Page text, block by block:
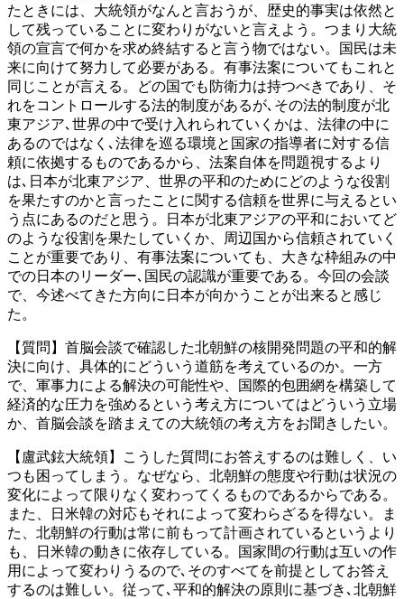
たときには、大統領がなんと言おうが、歴史的事実は依然と
して残っていることに変わりがないと言えよう。つまり大統
領の宣言で何かを求め終結すると言う物ではない。国民は未
来に向けて努力して必要がある。有事法案についてもこれと
同じことが言える。どの国でも防衛力は持つべきであり、そ
れをコントロールする法的制度があるが､その法的制度が北
東アジア､世界の中で受け入れられていくかは、法律の中に
あるのではなく､法律を巡る環境と国家の指導者に対する信
頼に依拠するものであるから、法案自体を問題視するより
は､日本が北東アジア、世界の平和のためにどのような役割
を果たすのかと言ったことに関する信頼を世界に与えるとい
う点にあるのだと思う。日本が北東アジアの平和においてど
のような役割を果たしていくか、周辺国から信頼されていく
ことが重要であり、有事法案についても、大きな枠組みの中
での日本のリーダー､国民の認識が重要である。今回の会談
で、今述べてきた方向に日本が向かうことが出来ると感じ
た。
【質問】首脳会談で確認した北朝鮮の核開発問題の平和的解
決に向け、具体的にどういう道筋を考えているのか。一方
で、軍事力による解決の可能性や、国際的包囲網を構築して
経済的な圧力を強めるという考え方についてはどういう立場
か、首脳会談を踏まえての大統領の考え方をお聞きしたい。
【盧武鉉大統領】こうした質問にお答えするのは難しく、い
つも困ってしまう。なぜなら、北朝鮮の態度や行動は状況の
変化によって限りなく変わってくるものであるからである。
また、日米韓の対応もそれによって変わらざるを得ない。ま
た、北朝鮮の行動は常に前もって計画されているというより
も、日米韓の動きに依存している。国家間の行動は互いの作
用によって変わりうるので､そのすべてを前提としてお答え
するのは難しい。従って､平和的解決の原則に基づき､北朝鮮